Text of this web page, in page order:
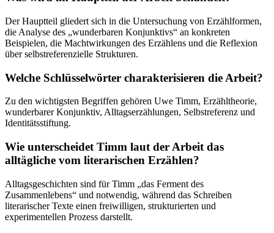
Der Hauptteil gliedert sich in die Untersuchung von Erzählformen,
die Analyse des „wunderbaren Konjunktivs“ an konkreten
Beispielen, die Machtwirkungen des Erzählens und die Reflexion
über selbstreferenzielle Strukturen.
Welche Schlüsselwörter charakterisieren die Arbeit?
Zu den wichtigsten Begriffen gehören Uwe Timm, Erzähltheorie,
wunderbarer Konjunktiv, Alltagserzählungen, Selbstreferenz und
Identitätsstiftung.
Wie unterscheidet Timm laut der Arbeit das
alltägliche vom literarischen Erzählen?
Alltagsgeschichten sind für Timm „das Ferment des
Zusammenlebens“ und notwendig, während das Schreiben
literarischer Texte einen freiwilligen, strukturierten und
experimentellen Prozess darstellt.